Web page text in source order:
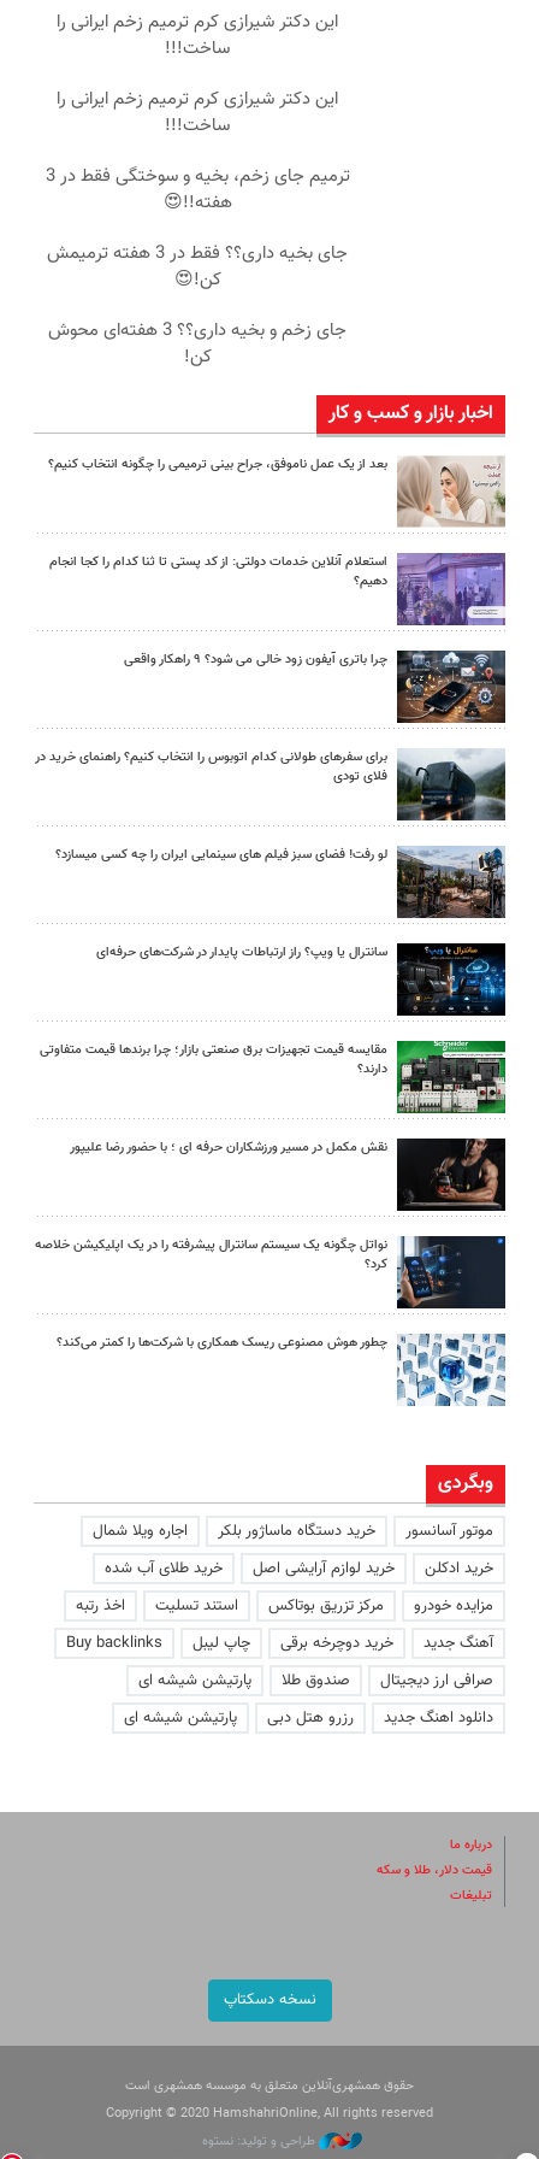
این دکتر شیرازی کرم ترمیم زخم ایرانی را
ساخت!!!
این دکتر شیرازی کرم ترمیم زخم ایرانی را
ساخت!!!
ترمیم جای زخم، بخیه و سوختگی فقط در 3
هفته!!😍
جای بخیه داری؟؟ فقط در 3 هفته ترمیمش
کن!😍
جای زخم و بخیه داری؟؟ 3 هفته‌ای محوش
کن!
اخبار بازار و کسب و کار
بعد از یک عمل ناموفق، جراح بینی ترمیمی را چگونه انتخاب کنیم؟
استعلام آنلاین خدمات دولتی: از کد پستی تا ثنا کدام را کجا انجام
دهیم؟
چرا باتری آیفون زود خالی می شود؟ ۹ راهکار واقعی
برای سفرهای طولانی کدام اتوبوس را انتخاب کنیم؟ راهنمای خرید در
فلای تودی
لو رفت! فضای سبز فیلم های سینمایی ایران را چه کسی میسازد؟
سانترال یا ویپ؟ راز ارتباطات پایدار در شرکت‌های حرفه‌ای
مقایسه قیمت تجهیزات برق صنعتی بازار؛ چرا برندها قیمت متفاوتی
دارند؟
نقش مکمل در مسیر ورزشکاران حرفه ای ؛ با حضور رضا علیپور
نواتل چگونه یک سیستم سانترال پیشرفته را در یک اپلیکیشن خلاصه
کرد؟
چطور هوش مصنوعی ریسک همکاری با شرکت‌ها را کمتر می‌کند؟
وبگردی
موتور آسانسور خرید دستگاه ماساژور بلکر
اجاره ویلا شمال
خرید ادکلن
خرید لوازم آرایشی اصل
خرید طلای آب شده
مزایده خودرو
مرکز تزریق بوتاکس استند تسلیت
اخذ رتبه
آهنگ جدید
خرید دوچرخه برقی چاپ لیبل
Buy backlinks
صرافی ارز دیجیتال
صندوق طلا
پارتیشن شیشه ای
دانلود اهنگ جدید
رزرو هتل دبی پارتیشن شیشه ای
درباره ما
قیمت دلار، طلا و سکه
تبلیغات
نسخه دسکتاپ
حقوق همشهری‌آنلاین متعلق به موسسه همشهری است
Copyright © 2020 HamshahriOnline, All rights reserved
طراحی و تولید: نستوه